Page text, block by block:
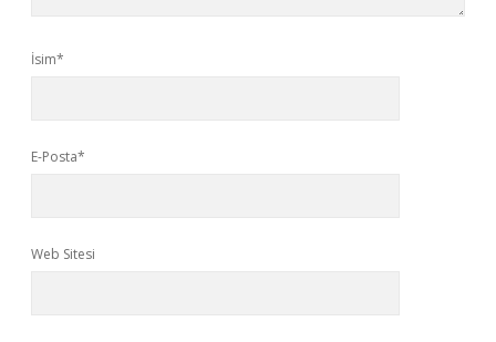
İsim*
E-Posta*
Web Sitesi